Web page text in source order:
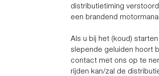
distributietiming
een brandend
Als u bij het (koud)
slepende geluiden hoort
contact met ons op te
rijden kan/zal de